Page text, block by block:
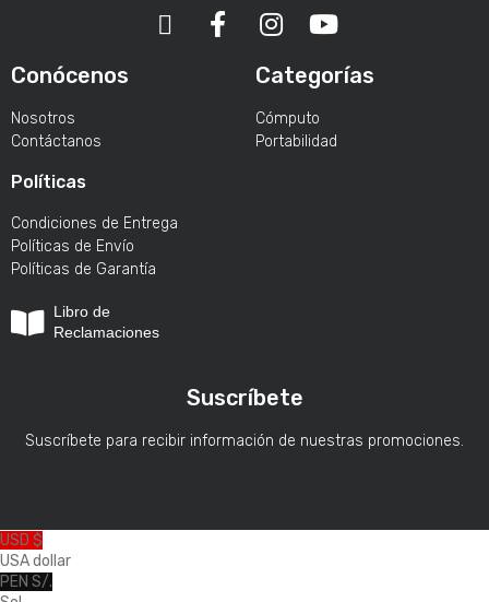
Conócenos
Nosotros
Contáctanos
Políticas
Condiciones de Entrega
Políticas de Envío
Políticas de Garantía
Libro de
Reclamaciones
Categorías
Cómputo
Portabilidad
Suscríbete
Suscríbete para recibir información de nuestras promociones.
USD $
USA dollar
PEN S/.